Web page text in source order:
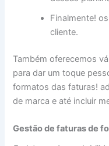
Finalmente!
cliente.
Também oferecemos
para dar um toque
formatos das faturas!
de marca e até incluir
Gestão de faturas de